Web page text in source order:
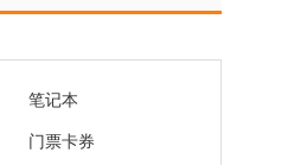
笔记本
门票卡券